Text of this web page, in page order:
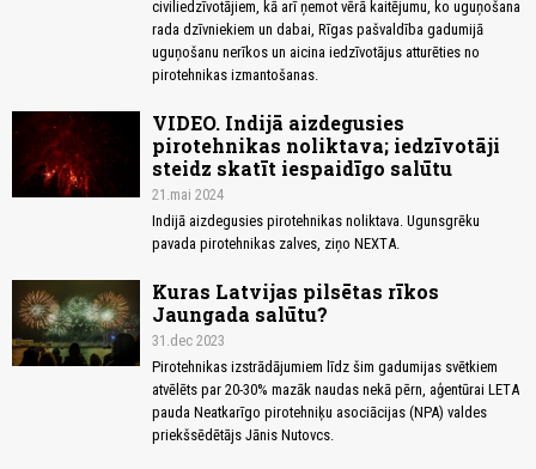
civiliedzīvotājiem, kā arī ņemot vērā kaitējumu, ko uguņošana
rada dzīvniekiem un dabai, Rīgas pašvaldība gadumijā
uguņošanu nerīkos un aicina iedzīvotājus atturēties no
pirotehnikas izmantošanas.
VIDEO. Indijā aizdegusies
pirotehnikas noliktava; iedzīvotāji
steidz skatīt iespaidīgo salūtu
21.mai 2024
Indijā aizdegusies pirotehnikas noliktava. Ugunsgrēku
pavada pirotehnikas zalves, ziņo NEXTA.
Kuras Latvijas pilsētas rīkos
Jaungada salūtu?
31.dec 2023
Pirotehnikas izstrādājumiem līdz šim gadumijas svētkiem
atvēlēts par 20-30% mazāk naudas nekā pērn, aģentūrai LETA
pauda Neatkarīgo pirotehniķu asociācijas (NPA) valdes
priekšsēdētājs Jānis Nutovcs.